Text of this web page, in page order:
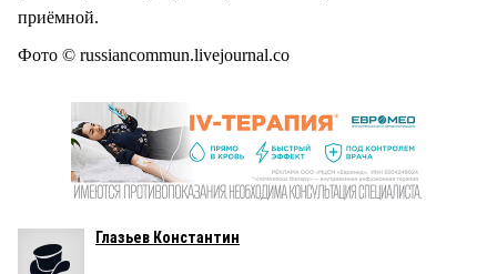
приёмной.
Фото © russiancommun.livejournal.co
Глазьев Константин